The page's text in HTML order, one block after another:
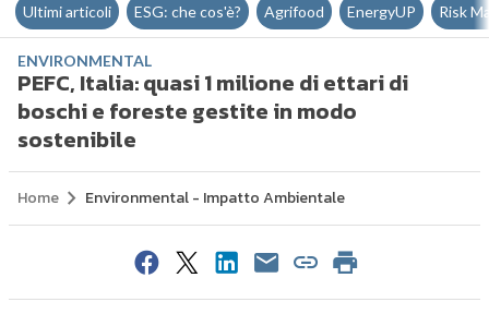
Ultimi articoli ESG: che cos'è? Agrifood EnergyUP Risk
ENVIRONMENTAL
PEFC, Italia: quasi 1 milione di ettari di
boschi e foreste gestite in modo
sostenibile
Home Environmental - Impatto Ambientale